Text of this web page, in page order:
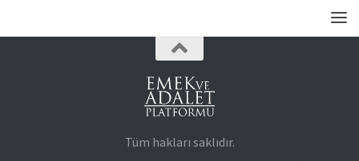
Tüm hakları saklıdır.